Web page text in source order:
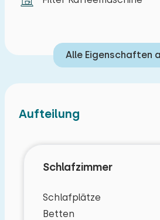
Alle Eigenschaften
Aufteilung
Schlafzimmer
Schlafplätze
Betten